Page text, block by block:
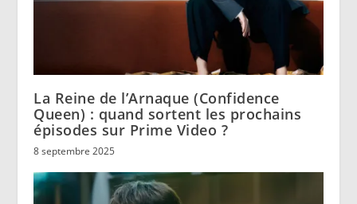
La Reine de l’Arnaque (Confidence
Queen) : quand sortent les prochains
épisodes sur Prime Video ?
8 septembre 2025